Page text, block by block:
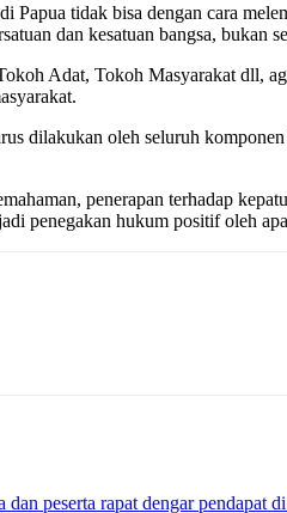
tidak bisa dengan cara
dan kesatuan bangsa, bukan
Adat, Tokoh Masyarakat dll,
dilakukan oleh seluruh
penerapan terhadap
penegakan hukum positif oleh